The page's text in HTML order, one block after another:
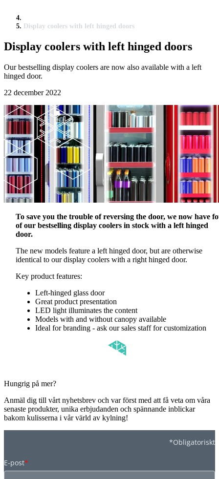
Display coolers with left hinged doors
Display coolers with left hinged doors
Our bestselling display coolers are now also available with a left
hinged door.
22 december 2022
To save you the trouble of reversing the door, we now have
of our bestselling display coolers in stock with a left hinged
door.
The new models feature a left hinged door, but are otherwise
identical to our display coolers with a right hinged door.
Key product features:
Left-hinged glass door
Great product presentation
LED light illuminates the content
Models with and without canopy available
Ideal for branding - ask our sales staff for customization
Hungrig på mer?
Anmäl dig till vårt nyhetsbrev och var först med att få veta om våra
senaste produkter, unika erbjudanden och spännande inblickar
bakom kulisserna i vår värld av kylning!
*Obligatoriskt
E-post*